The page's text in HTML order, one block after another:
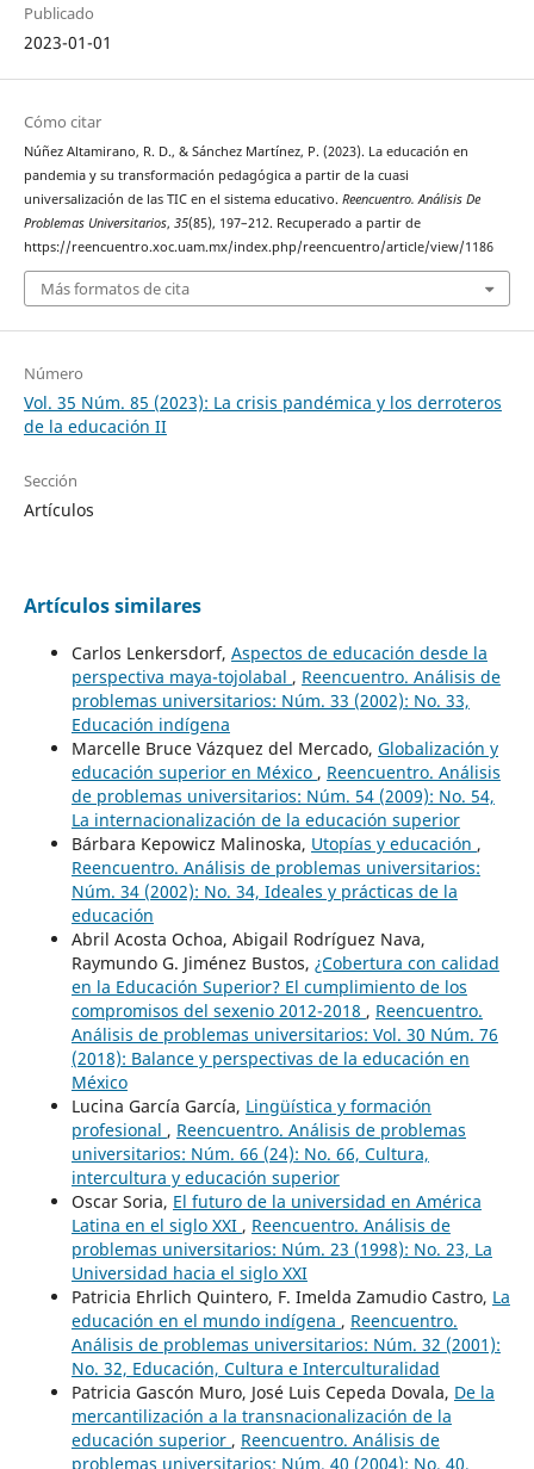
Publicado
2023-01-01
Cómo citar
Núñez Altamirano, R. D., & Sánchez Martínez, P. (2023). La educación en
pandemia y su transformación pedagógica a partir de la cuasi
universalización de las TIC en el sistema educativo. Reencuentro. Análisis De
Problemas Universitarios, 35(85), 197–212. Recuperado a partir de
https://reencuentro.xoc.uam.mx/index.php/reencuentro/article/view/1186
Más formatos de cita
Número
Vol. 35 Núm. 85 (2023): La crisis pandémica y los derroteros
de la educación II
Sección
Artículos
Artículos similares
Carlos Lenkersdorf, Aspectos de educación desde la
perspectiva maya-tojolabal , Reencuentro. Análisis de
problemas universitarios: Núm. 33 (2002): No. 33,
Educación indígena
Marcelle Bruce Vázquez del Mercado, Globalización y
educación superior en México , Reencuentro. Análisis
de problemas universitarios: Núm. 54 (2009): No. 54,
La internacionalización de la educación superior
Bárbara Kepowicz Malinoska, Utopías y educación ,
Reencuentro. Análisis de problemas universitarios:
Núm. 34 (2002): No. 34, Ideales y prácticas de la
educación
Abril Acosta Ochoa, Abigail Rodríguez Nava,
Raymundo G. Jiménez Bustos, ¿Cobertura con calidad
en la Educación Superior? El cumplimiento de los
compromisos del sexenio 2012-2018 , Reencuentro.
Análisis de problemas universitarios: Vol. 30 Núm. 76
(2018): Balance y perspectivas de la educación en
México
Lucina García García, Lingüística y formación
profesional , Reencuentro. Análisis de problemas
universitarios: Núm. 66 (24): No. 66, Cultura,
intercultura y educación superior
Oscar Soria, El futuro de la universidad en América
Latina en el siglo XXI , Reencuentro. Análisis de
problemas universitarios: Núm. 23 (1998): No. 23, La
Universidad hacia el siglo XXI
Patricia Ehrlich Quintero, F. Imelda Zamudio Castro, La
educación en el mundo indígena , Reencuentro.
Análisis de problemas universitarios: Núm. 32 (2001):
No. 32, Educación, Cultura e Interculturalidad
Patricia Gascón Muro, José Luis Cepeda Dovala, De la
mercantilización a la transnacionalización de la
educación superior , Reencuentro. Análisis de
problemas universitarios: Núm. 40 (2004): No. 40,